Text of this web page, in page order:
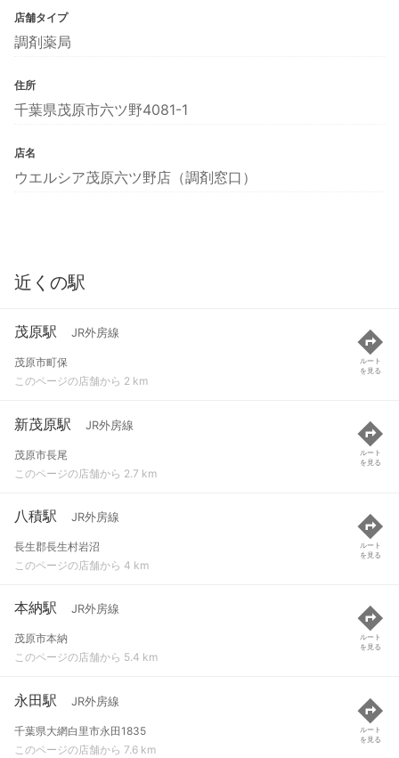
店舗タイプ
調剤薬局
住所
千葉県茂原市六ツ野4081-1
店名
ウエルシア茂原六ツ野店（調剤窓口）
近くの駅
茂原駅 JR外房線
茂原市町保
このページの店舗から 2 km
ルート
を見る
新茂原駅 JR外房線
茂原市長尾
このページの店舗から 2.7 km
ルート
を見る
八積駅 JR外房線
長生郡長生村岩沼
このページの店舗から 4 km
ルート
を見る
本納駅 JR外房線
茂原市本納
このページの店舗から 5.4 km
ルート
を見る
永田駅 JR外房線
千葉県大網白里市永田1835
このページの店舗から 7.6 km
ルート
を見る